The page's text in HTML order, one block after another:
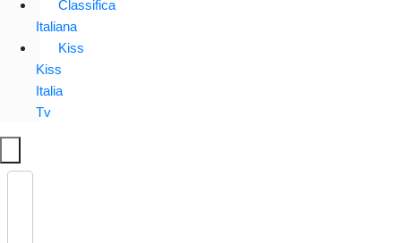
Classifica
Italiana
Kiss
Kiss
Italia
Tv